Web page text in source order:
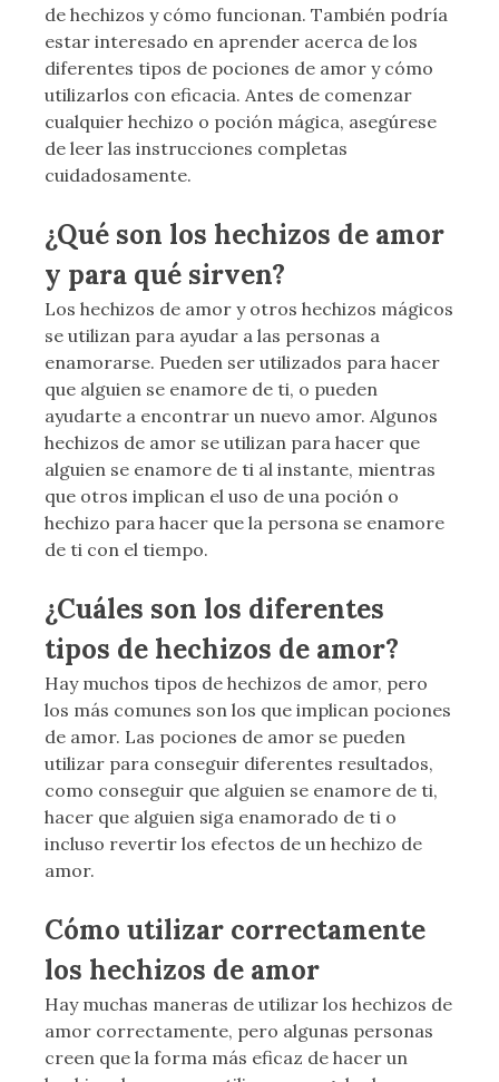
de hechizos y cómo funcionan. También podría
estar interesado en aprender acerca de los
diferentes tipos de pociones de amor y cómo
utilizarlos con eficacia. Antes de comenzar
cualquier hechizo o poción mágica, asegúrese
de leer las instrucciones completas
cuidadosamente.
¿Qué son los hechizos de amor
y para qué sirven?
Los hechizos de amor y otros hechizos mágicos
se utilizan para ayudar a las personas a
enamorarse. Pueden ser utilizados para hacer
que alguien se enamore de ti, o pueden
ayudarte a encontrar un nuevo amor. Algunos
hechizos de amor se utilizan para hacer que
alguien se enamore de ti al instante, mientras
que otros implican el uso de una poción o
hechizo para hacer que la persona se enamore
de ti con el tiempo.
¿Cuáles son los diferentes
tipos de hechizos de amor?
Hay muchos tipos de hechizos de amor, pero
los más comunes son los que implican pociones
de amor. Las pociones de amor se pueden
utilizar para conseguir diferentes resultados,
como conseguir que alguien se enamore de ti,
hacer que alguien siga enamorado de ti o
incluso revertir los efectos de un hechizo de
amor.
Cómo utilizar correctamente
los hechizos de amor
Hay muchas maneras de utilizar los hechizos de
amor correctamente, pero algunas personas
creen que la forma más eficaz de hacer un